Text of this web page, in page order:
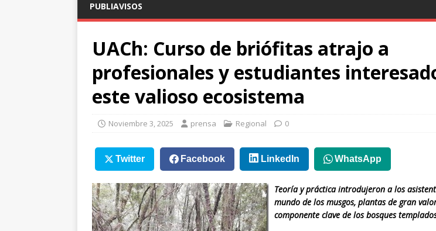
PUBLIAVISOS
UACh: Curso de briófitas atrajo a
profesionales y estudiantes
este valioso ecosistema
Noviembre 3, 2025 prensa Regional 0
Twitter Facebook LinkedIn WhatsApp
Teoría y práctica introdujeron a los
mundo de los musgos, plantas de gran
componente clave de los bosques